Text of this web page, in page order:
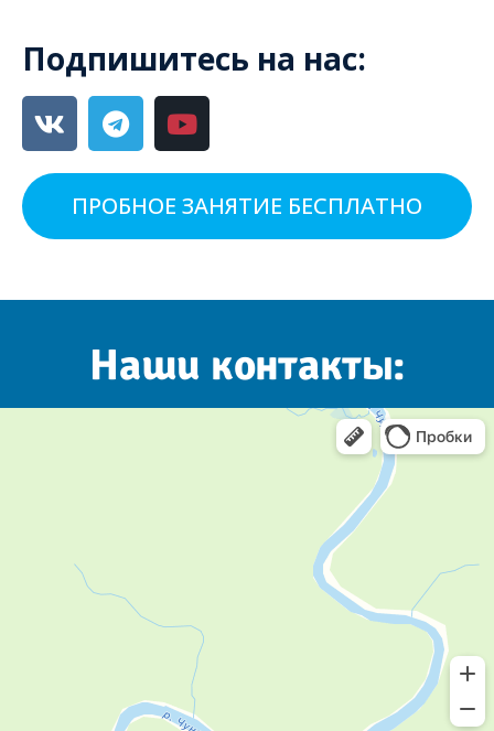
Подпишитесь на нас:
ПРОБНОЕ ЗАНЯТИЕ БЕСПЛАТНО
Наши контакты: